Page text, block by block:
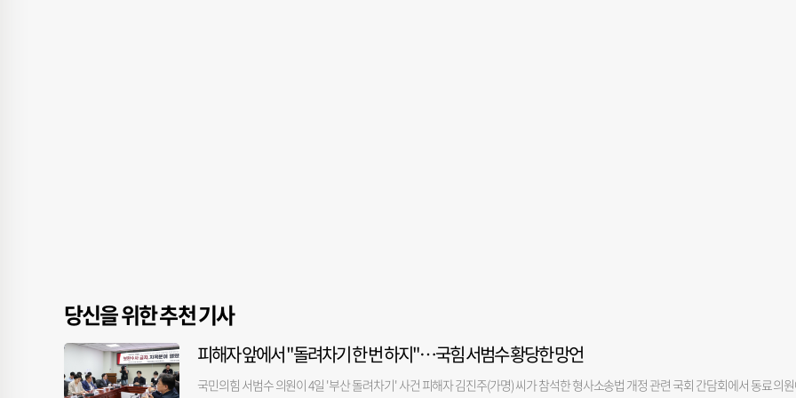
당신을 위한 추천 기사
피해자 앞에서 "돌려차기 한 번 하지"…국힘 서범수 황당한 망언
국민의힘 서범수 의원이 4일 '부산 돌려차기' 사건 피해자 김진주(가명) 씨가 참석한 형사소송법 개정 관련 국회 간담회에서 동료 의